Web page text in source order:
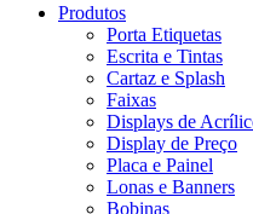
Produtos
Porta Etiquetas
Escrita e Tintas
Cartaz e Splash
Faixas
Displays de
Display de Preço
Placa e Painel
Lonas e Banners
Bobinas